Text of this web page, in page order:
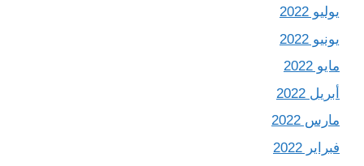
يوليو 2022
يونيو 2022
مايو 2022
أبريل 2022
مارس 2022
فبراير 2022